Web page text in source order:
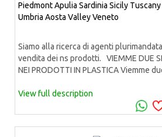
PiedmontApulia Sardinia Sicily Tuscany
Umbria Aosta ValleyVeneto
Siamo alla ricerca di agenti
vendita dei ns prodotti. VIEMME DUE
NEI PRODOTTI IN PLASTICA Viemme
View full description